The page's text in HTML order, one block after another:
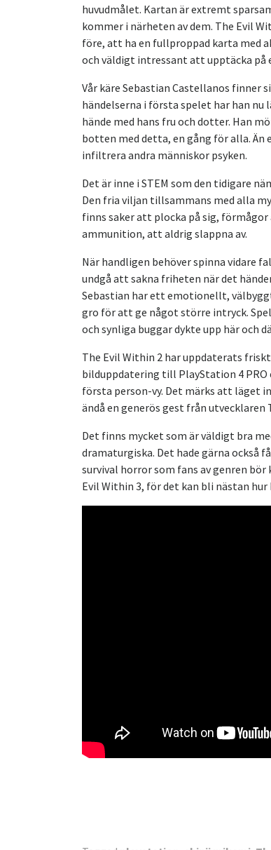
huvudmålet. Kartan är extremt
kommer i närheten av dem. The Evil
före, att ha en fullproppad karta med
och väldigt intressant att upptäcka på
Vår käre Sebastian Castellanos finner
händelserna i första spelet har han
hände med hans fru och dotter. Han
botten med detta, en gång för alla.
infiltrera andra människor psyken.
Det är inne i STEM som den tidigare
Den fria viljan tillsammans med alla
finns saker att plocka på sig,
ammunition, att aldrig slappna av.
När handligen behöver spinna vidare
undgå att sakna friheten när det
Sebastian har ett emotionellt,
gro för att ge något större intryck.
och synliga buggar dykte upp här och
The Evil Within 2 har uppdaterats
bilduppdatering till PlayStation 4 PRO
första person-vy. Det märks att läget
ändå en generös gest från utvecklaren
Det finns mycket som är väldigt bra
dramaturgiska. Det hade gärna också
survival horror som fans av genren
Evil Within 3, för det kan bli nästan hur